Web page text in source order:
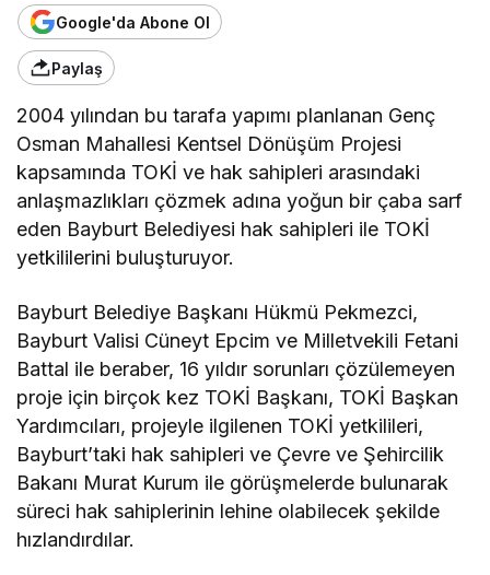
Google'da Abone Ol
Paylaş
2004 yılından bu tarafa yapımı planlanan Genç
Osman Mahallesi Kentsel Dönüşüm Projesi
kapsamında TOKİ ve hak sahipleri arasındaki
anlaşmazlıkları çözmek adına yoğun bir çaba sarf
eden Bayburt Belediyesi hak sahipleri ile TOKİ
yetkililerini buluşturuyor.
Bayburt Belediye Başkanı Hükmü Pekmezci,
Bayburt Valisi Cüneyt Epcim ve Milletvekili Fetani
Battal ile beraber, 16 yıldır sorunları çözülemeyen
proje için birçok kez TOKİ Başkanı, TOKİ Başkan
Yardımcıları, projeyle ilgilenen TOKİ yetkilileri,
Bayburt’taki hak sahipleri ve Çevre ve Şehircilik
Bakanı Murat Kurum ile görüşmelerde bulunarak
süreci hak sahiplerinin lehine olabilecek şekilde
hızlandırdılar.